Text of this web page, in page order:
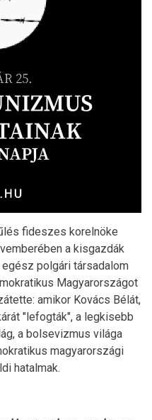
fideszes korelnöke
a kisgazdák
polgári társadalom
Magyarországot
amikor Kovács Bélát,
"lefogták", a legkisebb
a bolsevizmus világa
magyarországi
hatalmak.